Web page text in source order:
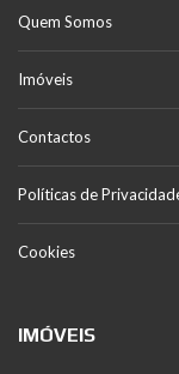
Quem Somos
Imóveis
Contactos
Políticas de
Cookies
IMÓVEIS